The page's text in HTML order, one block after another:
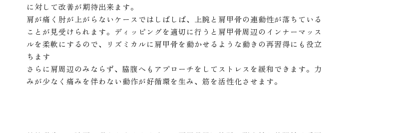
に対して改善が期待出来ます。
肩が痛く肘が上がらないケースではしばしば、上腕と肩甲骨の連動性が落ちている
ことが見受けられます。ディッピングを適切に行うと肩甲骨周辺のインナーマッス
ルを柔軟にするので、リズミカルに肩甲骨を動かせるような動きの再習得にも役立
ちます
さらに肩周辺のみならず、脇腹へもアプローチをしてストレスを緩和できます。力
みが少なく痛みを伴わない動作が好循環を生み、筋を活性化させます。